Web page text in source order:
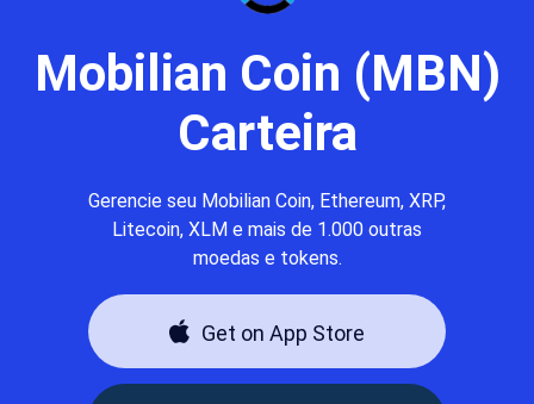
Mobilian Coin (MBN)
Carteira
Gerencie seu Mobilian Coin, Ethereum, XRP,
Litecoin, XLM e mais de 1.000 outras
moedas e tokens.
Get on App Store